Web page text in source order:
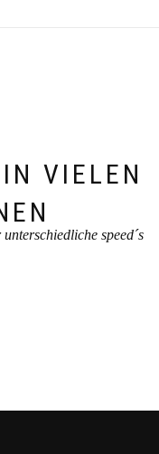
VIELEN
speed´s